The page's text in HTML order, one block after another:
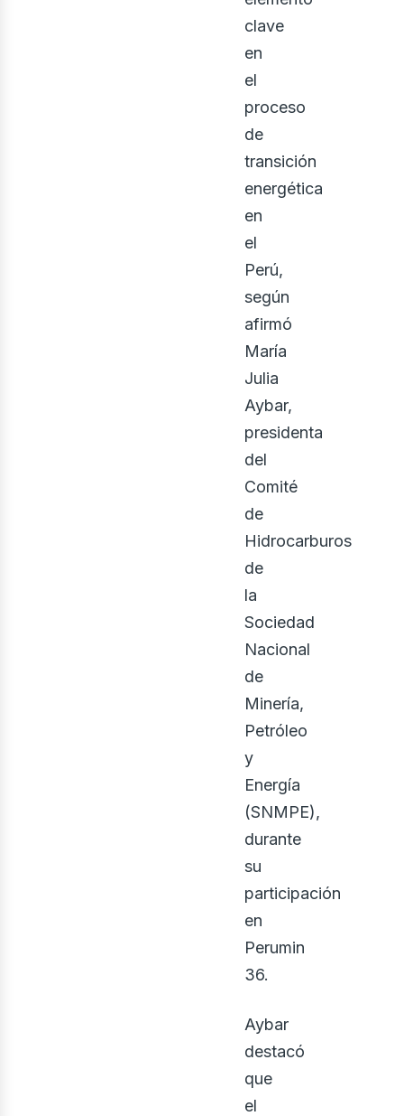
clave
en
el
proceso
de
transición
energética
en
el
Perú,
según
afirmó
María
Julia
Aybar,
presidenta
del
Comité
de
Hidrocarburos
de
la
Sociedad
Nacional
de
Minería,
Petróleo
y
Energía
(SNMPE),
durante
su
participación
en
Perumin
36.
Aybar
destacó
que
el